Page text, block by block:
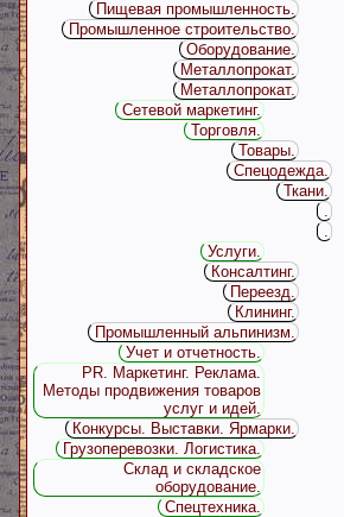
Пищевая промышленность.
Промышленное строительство.
Оборудование.
Металлопрокат.
Металлопрокат.
Сетевой маркетинг.
Торговля.
Товары.
Спецодежда.
Ткани.
.
.
Услуги.
Консалтинг.
Переезд.
Клининг.
Промышленный альпинизм.
Учет и отчетность.
PR. Маркетинг. Реклама.
Методы продвижения товаров
услуг и идей.
Конкурсы. Выставки. Ярмарки.
Грузоперевозки. Логистика.
Склад и складское
оборудование.
Спецтехника.